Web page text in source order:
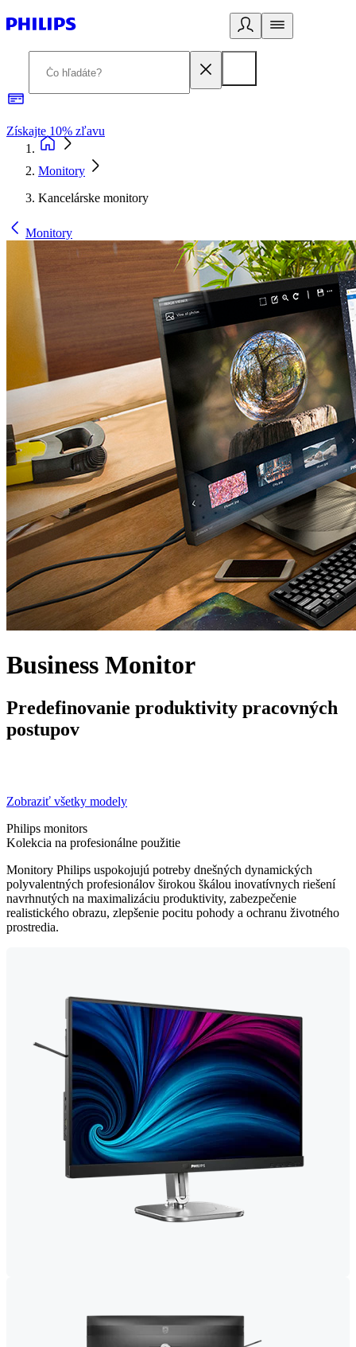
Získajte 10% zľavu
Monitory
Kancelárske monitory
Monitory
Business Monitor
Predefinovanie produktivity pracovných
postupov
Zobraziť všetky modely
Philips monitors
Kolekcia na profesionálne použitie
Monitory Philips uspokojujú potreby dnešných dynamických
polyvalentných profesionálov širokou škálou inovatívnych riešení
navrhnutých na maximalizáciu produktivity, zabezpečenie
realistického obrazu, zlepšenie pocitu pohody a ochranu životného
prostredia.